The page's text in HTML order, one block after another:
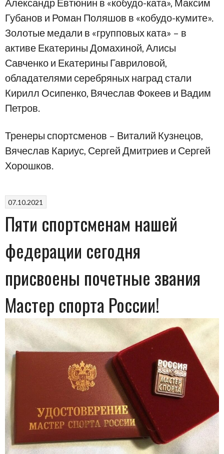
Губанов и Роман Поляшов в «кобудо-кумите».
Золотые медали в «групповых ката» – в
активе Екатерины Домахиной, Алисы
Савченко и Екатерины Гавриловой,
обладателями серебряных наград стали
Кирилл Осипенко, Вячеслав Фокеев и Вадим
Петров.
Тренеры спортсменов – Виталий Кузнецов,
Вячеслав Кариус, Сергей Дмитриев и Сергей
Хорошков.
07.10.2021
Пяти спортсменам нашей
федерации сегодня
присвоены почетные звания
Мастер спорта России!